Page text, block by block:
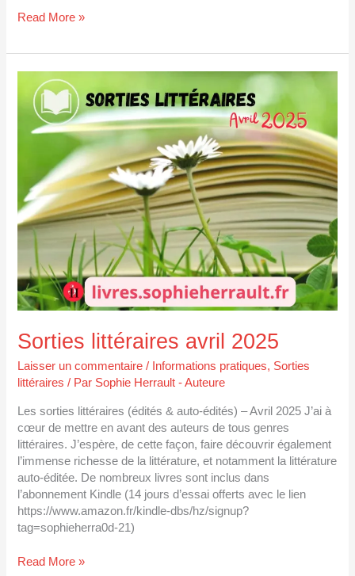
Read More »
Sorties littéraires avril 2025
Laisser un commentaire / Informations pratiques, Sorties
littéraires / Par Sophie Herrault - Auteure
Les sorties littéraires (édités & auto-édités) – Avril 2025 J’ai à
cœur de mettre en avant des auteurs de tous genres
littéraires. J’espère, de cette façon, faire découvrir également
l’immense richesse de la littérature, et notamment la littérature
auto-éditée. De nombreux livres sont inclus dans
l’abonnement Kindle (14 jours d’essai offerts avec le lien
https://www.amazon.fr/kindle-dbs/hz/signup?
tag=sophieherra0d-21)
Sorties
littéraires
avril
2025
Read More »